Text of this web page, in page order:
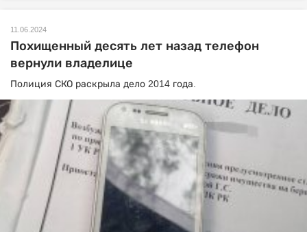
11.06.2024
Похищенный десять лет назад телефон
вернули владелице
Полиция СКО раскрыла дело 2014 года.